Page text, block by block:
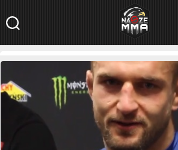
NaszeMMA.pl»Aktualności»Polskie MMA»
zwycięstwie nad Krzysztofem Klaczkiem